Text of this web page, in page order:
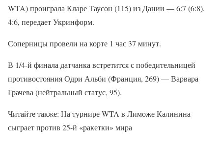
WTA) проиграла Кларе Таусон (115) из Дании — 6:7 (6:8),
4:6, передает Укринформ.
Соперницы провели на корте 1 час 37 минут.
В 1/4-й финала датчанка встретится с победительницей
противостояния Одри Альби (Франция, 269) — Варвара
Грачева (нейтральный статус, 95).
Читайте также: На турнире WTA в Лиможе Калинина
сыграет против 25-й «ракетки» мира